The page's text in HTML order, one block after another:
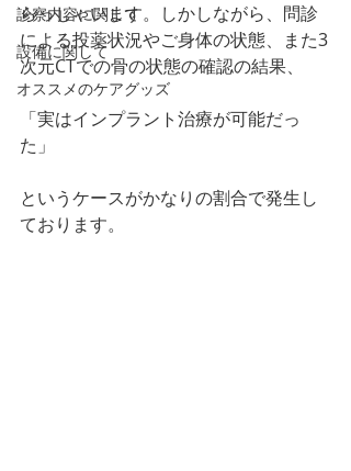
診察内容に関して
設備に関して
オススメのケアグッズ
らっしゃいます。しかしながら、問診
による投薬状況やご身体の状態、また3
次元CTでの骨の状態の確認の結果、
「実はインプラント治療が可能だっ
た」
というケースがかなりの割合で発生し
ております。